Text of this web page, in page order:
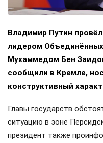
Владимир Путин
лидером
Мухаммедом Бен
сообщили в Кремле,
конструктивный
Главы государств
ситуацию в зоне
президент также